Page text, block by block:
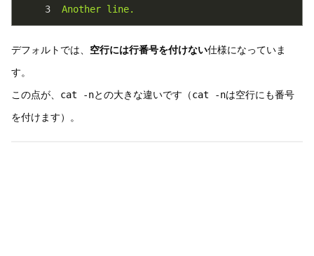
3
Another line.
デフォルトでは、 空行には行番号を付けない仕様になっていま
す。
この点が、 cat -nとの大きな違いです（cat -nは空行にも番号
を付けます）。